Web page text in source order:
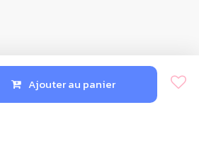
Ajouter au panier
Newkeys.fr